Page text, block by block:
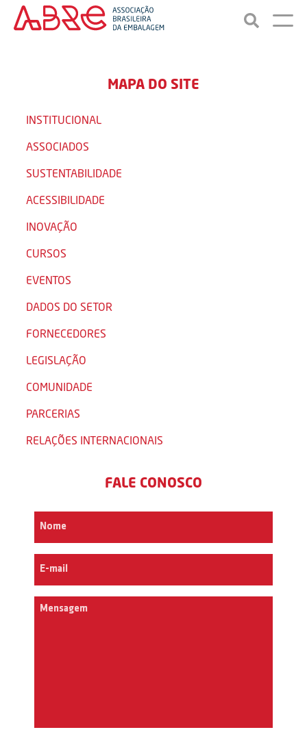
MAPA DO SITE
INSTITUCIONAL
ASSOCIADOS
SUSTENTABILIDADE
ACESSIBILIDADE
INOVAÇÃO
CURSOS
EVENTOS
DADOS DO SETOR
FORNECEDORES
LEGISLAÇÃO
COMUNIDADE
PARCERIAS
RELAÇÕES INTERNACIONAIS
FALE CONOSCO